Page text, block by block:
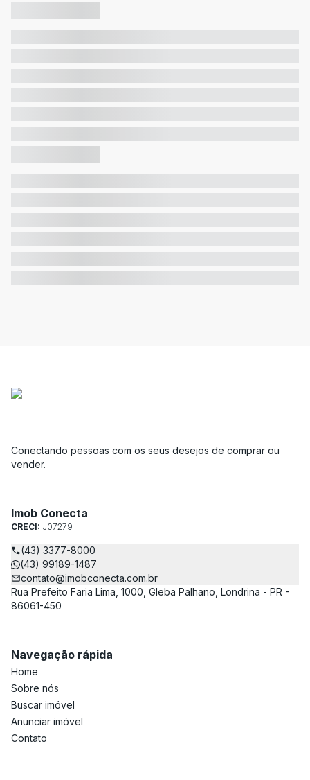
Conectando pessoas com os seus desejos de comprar ou
vender.
Imob Conecta
CRECI: J07279
(43) 3377-8000
(43) 99189-1487
contato@imobconecta.com.br
Rua Prefeito Faria Lima, 1000, Gleba Palhano, Londrina - PR -
86061-450
Navegação rápida
Home
Sobre nós
Buscar imóvel
Anunciar imóvel
Contato